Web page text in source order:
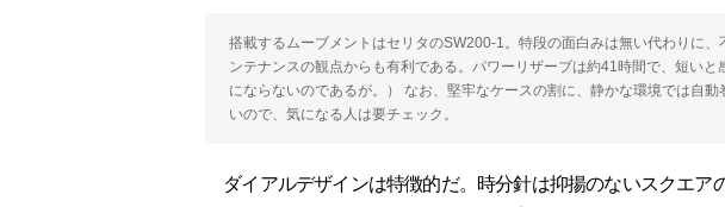
搭載するムーブメントはセリタのSW200-1。特段の面白みは無い代わりに、
ンテナンスの観点からも有利である。パワーリザーブは約41時間で、短い
にならないのであるが。） なお、堅牢なケースの割に、静かな環境では自
いので、気になる人は要チェック。
ダイアルデザインは特徴的だ。時分針は抑揚のないスクエア